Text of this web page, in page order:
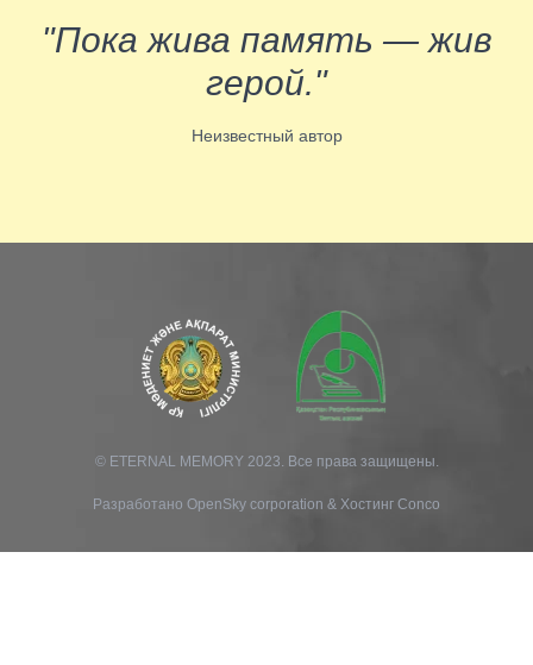
"Пока жива память — жив
герой."
Неизвестный автор
© ETERNAL MEMORY 2023. Все права защищены.
Разработано OpenSky corporation & Хостинг Conco